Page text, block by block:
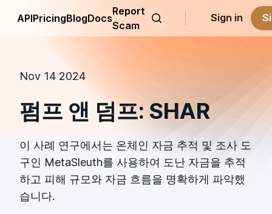
APIPricingBlogDocs
Report
Scam
Sign in
Nov 14 2024
펌프 앤 덤프: SHAR
이 사례 연구에서는 온체인 자금 추적 및 조사 도
구인 MetaSleuth를 사용하여 도난 자금을 추적
하고 피해 규모와 자금 흐름을 명확하게 파악했
습니다.